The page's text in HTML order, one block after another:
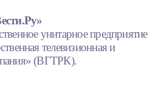
унитарное предприятие
телевизионная и
(ВГТРК).